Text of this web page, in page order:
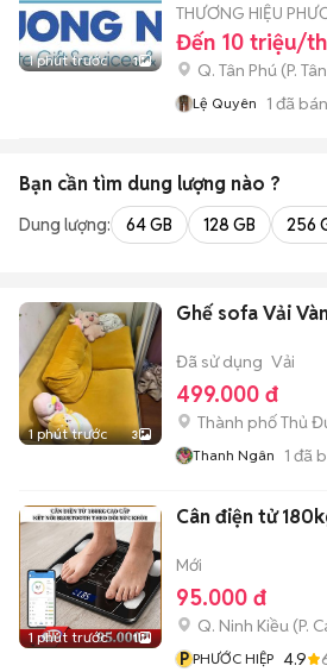
1 phút trước 1
THƯƠNG HIỆU
Đến 10 triệu/
Q. Tân Phú (P.
Lệ Quyên 1 đã bán
Bạn cần tìm dung lượng nào ?
Dung lượng: 64 GB 128 GB 256
1 phút trước 3
Ghế sofa Vải
Đã sử dụng Vải
499.000 đ
Thành phố Thủ
Thanh Ngân 1 đã
1 phút trước 1
Cân điện tử
Mới
95.000 đ
Q. Ninh Kiều (P.
P PHƯỚC HIỆP 4.9